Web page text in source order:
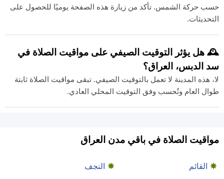
حسب حركة الشمس. تأكد من زيارة هذه الصفحة يوميًا للحصول على
التحديثات.
🕰️ هل يؤثر التوقيت الصيفي على مواقيت الصلاة في
سد الدبس، العراق؟
لا، هذه المدينة لا تعمل بالتوقيت الصيفي. تبقى مواقيت الصلاة ثابتة
طوال العام وتُحسب وفق التوقيت المحلي العادي.
مواقيت الصلاة في باقي مدن العراق
القائم
النجف